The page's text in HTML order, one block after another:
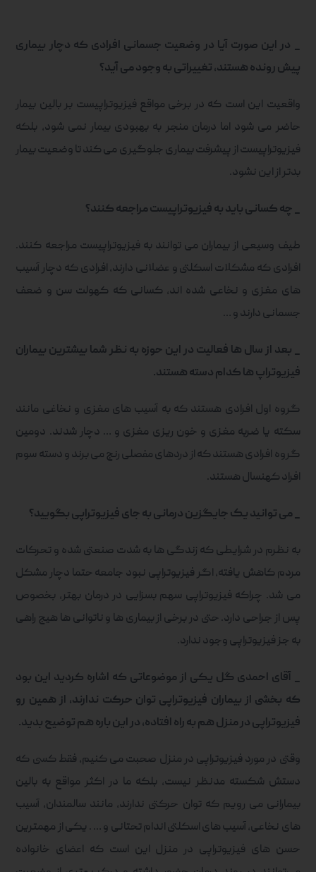
_ در این صورت آیا در وضعیت جسمانی افرادی که دچار بیماری
پیش رونده هستند، تغییراتی به وجود می آید؟
واقعیت این است که در برخی مواقع فیزیوتراپیست بر بالین بیمار
حاضر می شود اما درمان منجر به بهبودی بیمار نمی شود، بلکه
فیزیوتراپیست از پیشرفت بیماری جلوگیری می کند تا وضعیت بیمار
بدتر از این نشود.
_ چه کسانی باید به فیزیوتراپیست مراجعه کنند؟
طیف وسیعی از بیماران می توانند به فیزیوتراپیست مراجعه کنند.
افرادی که مشکلات اسکلتی و عضلانی دارند، افرادی که دچار آسیب
های مغزی و نخاعی شده اند، کسانی که کهولت سن و ضعف
جسمانی دارند و …
_ بعد از سال ها فعالیت در این حوزه به نظر شما بیشترین بیماران
فیزیوتراپ ها کدام دسته هستند.
گروه اول افرادی هستند که به آسیب های مغزی و نخاغی مانند
سکته یا ضربه مغزی و خون ریزی مغزی و … دچار شدند. دومین
گروه افرادی هستند که از دردهای مفصلی رنج می برند و دسته سوم
افراد کهنسال هستند.
_ می توانید یک جایگزین درمانی به جای فیزیوتراپی بگویید؟
به نظرم در شرایطی که زندگی ها به شدت صنعتی شده و تحرکات
مردم کاهش یافته، اگر فیزیوتراپی نبود جامعه حتما دچار مشکل
می شد. چراکه فیزیوتراپی سهم بسزایی در درمان بهتر، بخصوص
پس از جراحی دارد. حتی در برخی از بیماری ها و ناتوانی ها هیج راهی
به جز فیزیوتراپی وجود ندارد.
_ آقای احمدی گل یکی از موضوعاتی که اشاره کردید این بود
که بخشی از بیماران فیزیوتراپی توان حرکت ندارند، از همین رو
فیزیوتراپی در منزل هم به راه افتاده، در این باره هم توضیح بدید.
وقتی در مورد فیزیوتراپی در منزل صحبت می کنیم، فقط کسی که
دستش شکسته مدنظر نیست، بلکه ما در اکثر مواقع به بالین
بیمارانی می رویم که توان حرکتی ندارند، مانند سالمندان، آسیب
های نخاعی، آسیب های اسکلتی اندام تحتانی و … . یکی از مهمترین
حسن های فیزیوتراپی در منزل این است که اعضای خانواده